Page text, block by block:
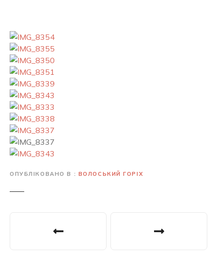
ОПУБЛІКОВАНО В ВОЛОСЬКИЙ ГОРІХ
записів